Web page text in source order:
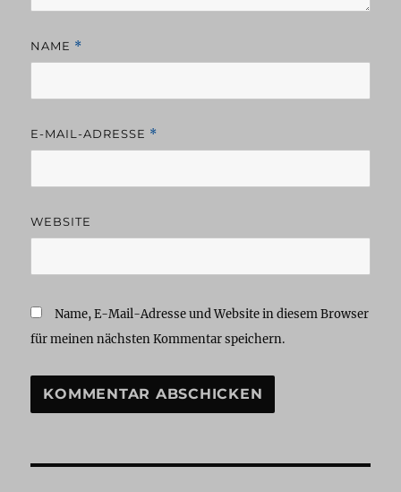
NAME *
E-MAIL-ADRESSE *
WEBSITE
Name, E-Mail-Adresse und Website in diesem Browser
für meinen nächsten Kommentar speichern.